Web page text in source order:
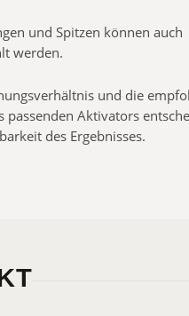
und Spitzen können auch
werden.
und die
passenden Aktivators
des Ergebnisses.